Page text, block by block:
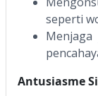
seperti
Antusiasme